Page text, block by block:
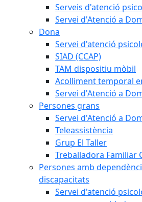
Serveis d'atenció
Servei d'Atenció a
Dona
Servei d'atenció
SIAD (CCAP)
TAM dispositiu mòbil
Acolliment temporal
Servei d'Atenció a
Persones grans
Servei d'Atenció a
Teleassistència
Grup El Taller
Treballadora Familiar
Persones amb
discapacitats
Servei d'atenció